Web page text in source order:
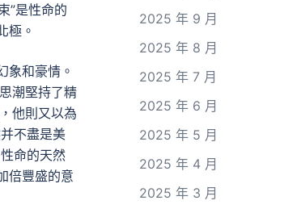
”是性命的
極。
象和豪情。
潮堅持了精
他則又以為
不盡是美
命的天然
倍豐盛的意
2025 年 9 月
2025 年 8 月
2025 年 7 月
2025 年 6 月
2025 年 5 月
2025 年 4 月
2025 年 3 月